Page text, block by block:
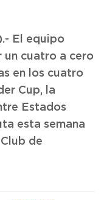
El equipo
un cuatro a cero
en los cuatro
Cup, la
Estados
esta semana
de